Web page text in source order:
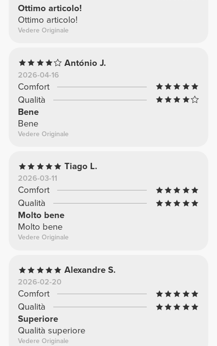
Ottimo articolo!
Ottimo articolo!
Vedere Originale
António J.
2026-04-16
Comfort
Qualità
Bene
Bene
Vedere Originale
Tiago L.
2026-03-11
Comfort
Qualità
Molto bene
Molto bene
Vedere Originale
Alexandre S.
2026-02-20
Comfort
Qualità
Superiore
Qualità superiore
Vedere Originale